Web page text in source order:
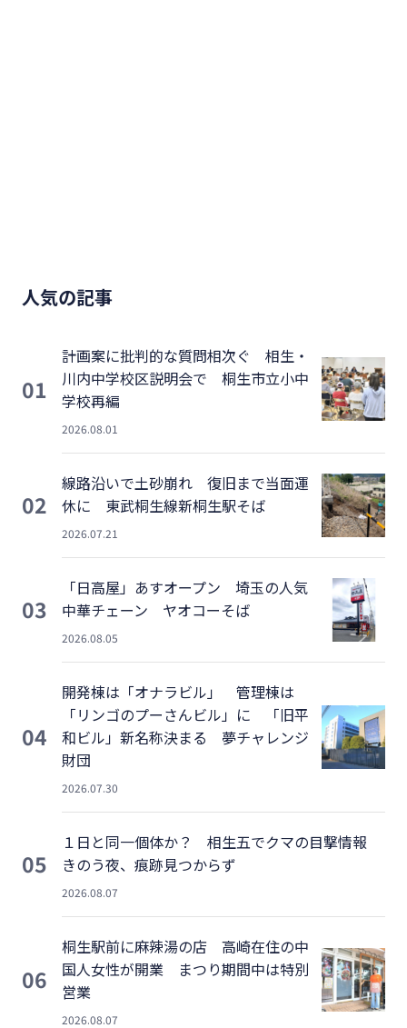
人気の記事
01
計画案に批判的な質問相次ぐ 相生・
川内中学校区説明会で 桐生市立小中
学校再編
2026.08.01
02
線路沿いで土砂崩れ 復旧まで当面運
休に 東武桐生線新桐生駅そば
2026.07.21
03
「日高屋」あすオープン 埼玉の人気
中華チェーン ヤオコーそば
2026.08.05
04
開発棟は「オナラビル」 管理棟は
「リンゴのプーさんビル」に 「旧平
和ビル」新名称決まる 夢チャレンジ
財団
2026.07.30
05
１日と同一個体か？ 相生五でクマの目撃情報
きのう夜、痕跡見つからず
2026.08.07
06
桐生駅前に麻辣湯の店 高崎在住の中
国人女性が開業 まつり期間中は特別
営業
2026.08.07